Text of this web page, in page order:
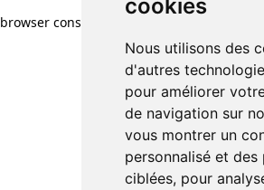
cookies
Nous utilisons des
d'autres
pour améliorer
de navigation sur
vous montrer un
personnalisé et des
ciblées, pour
browser console for more information)